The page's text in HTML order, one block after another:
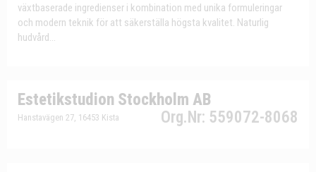
växtbaserade ingredienser i kombination med unika formuleringar
och modern teknik för att säkerställa högsta kvalitet. Naturlig
hudvård...
Estetikstudion Stockholm AB
Org.Nr: 559072-8068
Hanstavägen 27, 16453 Kista